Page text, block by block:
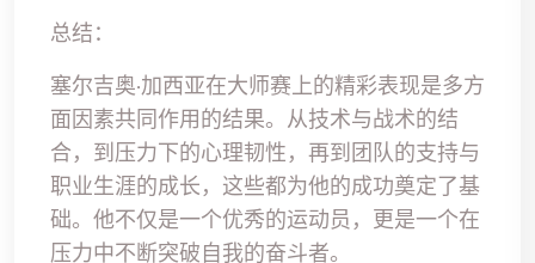
总结：
塞尔吉奥·加西亚在大师赛上的精彩表现是多方
面因素共同作用的结果。从技术与战术的结
合，到压力下的心理韧性，再到团队的支持与
职业生涯的成长，这些都为他的成功奠定了基
础。他不仅是一个优秀的运动员，更是一个在
压力中不断突破自我的奋斗者。